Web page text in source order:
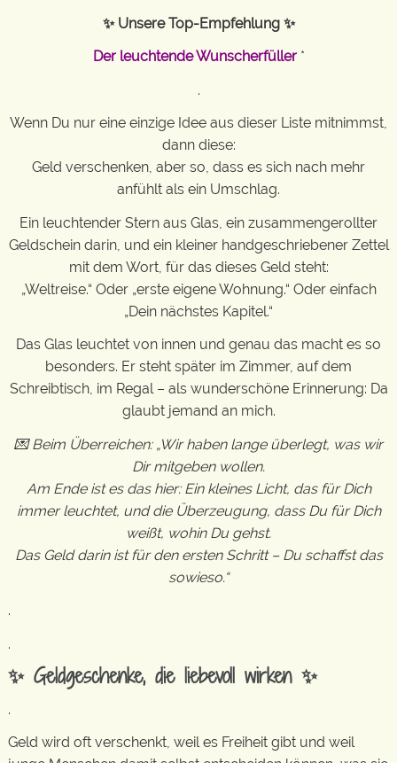
✨ Unsere Top-Empfehlung ✨
Der leuchtende Wunscherfüller*
.
Wenn Du nur eine einzige Idee aus dieser Liste mitnimmst,
dann diese:
Geld verschenken, aber so, dass es sich nach mehr
anfühlt als ein Umschlag.
Ein leuchtender Stern aus Glas, ein zusammengerollter
Geldschein darin, und ein kleiner handgeschriebener Zettel
mit dem Wort, für das dieses Geld steht:
„Weltreise.“ Oder „erste eigene Wohnung.“ Oder einfach
„Dein nächstes Kapitel.“
Das Glas leuchtet von innen und genau das macht es so
besonders. Er steht später im Zimmer, auf dem
Schreibtisch, im Regal – als wunderschöne Erinnerung: Da
glaubt jemand an mich.
💌 Beim Überreichen: „Wir haben lange überlegt, was wir
Dir mitgeben wollen.
Am Ende ist es das hier: Ein kleines Licht, das für Dich
immer leuchtet, und die Überzeugung, dass Du für Dich
weißt, wohin Du gehst.
Das Geld darin ist für den ersten Schritt – Du schaffst das
sowieso.“
.
.
✨ Geldgeschenke, die liebevoll wirken ✨
.
Geld wird oft verschenkt, weil es Freiheit gibt und weil